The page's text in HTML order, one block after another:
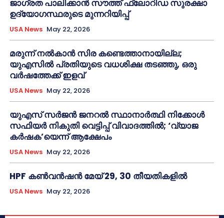
ജാഗ്രത പാലിക്കാൻ സൗത്ത് ഫ്ലോറിഡ സുരക്ഷാ
ഉദ്യോഗസ്ഥരുടെ മുന്നറിയിപ്പ്
USA News May 22, 2026
മരുന്ന് നൽകാൻ സിര കണ്ടെത്താനായില്ല;
യുഎസിൽ പ്രതിയുടെ വധശിക്ഷ തടഞ്ഞു, ഒരു
വർഷത്തേക്ക് ഇളവ്
USA News May 22, 2026
യുഎസ് സർജൻ ജനറൽ സ്ഥാനാർത്ഥി നിക്കോൾ
സഫിയർ നികുതി വെട്ടിപ്പ് വിവാദത്തിൽ; ‘വ്യാജ
കർഷക’യെന്ന് ആക്ഷേപം
USA News May 22, 2026
HPF കൺവൻഷൻ മേയ് 29, 30 തീയതികളിൽ
USA News May 22, 2026